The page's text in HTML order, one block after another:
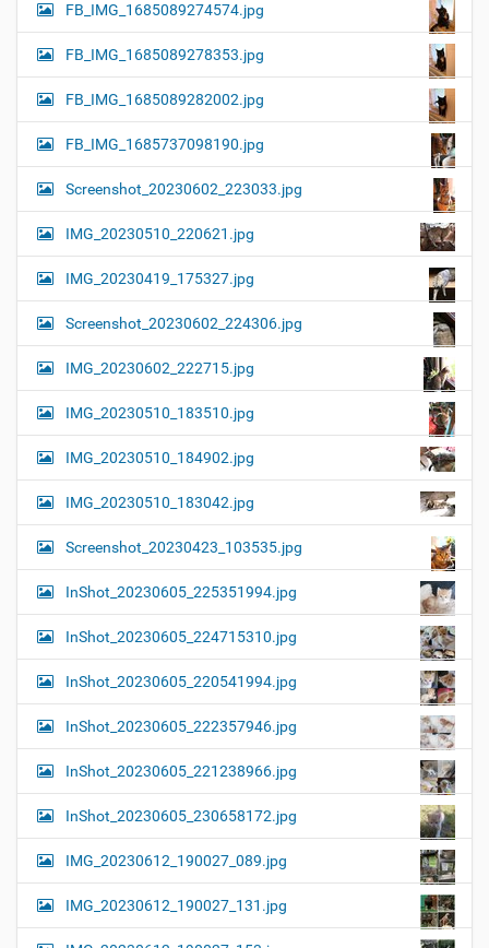
FB_IMG_1685089274574.jpg
FB_IMG_1685089278353.jpg
FB_IMG_1685089282002.jpg
FB_IMG_1685737098190.jpg
Screenshot_20230602_223033.jpg
IMG_20230510_220621.jpg
IMG_20230419_175327.jpg
Screenshot_20230602_224306.jpg
IMG_20230602_222715.jpg
IMG_20230510_183510.jpg
IMG_20230510_184902.jpg
IMG_20230510_183042.jpg
Screenshot_20230423_103535.jpg
InShot_20230605_225351994.jpg
InShot_20230605_224715310.jpg
InShot_20230605_220541994.jpg
InShot_20230605_222357946.jpg
InShot_20230605_221238966.jpg
InShot_20230605_230658172.jpg
IMG_20230612_190027_089.jpg
IMG_20230612_190027_131.jpg